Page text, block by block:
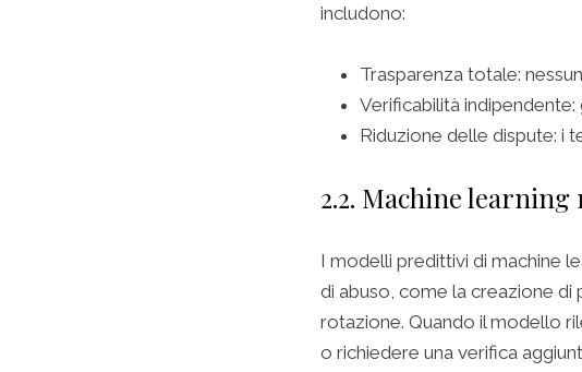
includono:
Trasparenza totale:
Verificabilità
Riduzione delle dispute: i
2.2. Machine
I modelli predittivi di machine
di abuso, come la creazione di
rotazione. Quando il modello
o richiedere una verifica